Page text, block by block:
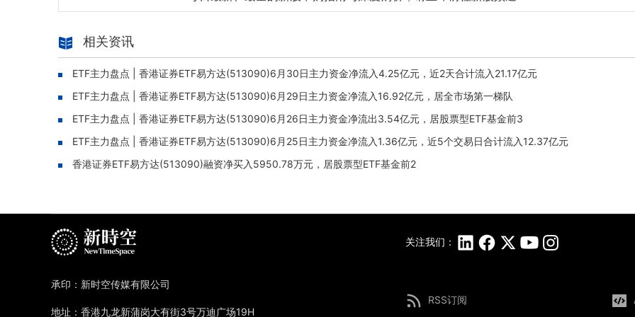
相关资讯
ETF主力盘点 | 香港证券ETF易方达(513090)6月30日主力资金净流入4.25亿元，近2天合计流入21.17亿元
ETF主力盘点 | 香港证券ETF易方达(513090)6月29日主力资金净流入16.92亿元，居全市场第一梯队
ETF主力盘点 | 香港证券ETF易方达(513090)6月26日主力资金净流出3.54亿元，居股票型ETF基金前3
ETF主力盘点 | 香港证券ETF易方达(513090)6月25日主力资金净流入1.36亿元，近5个交易日合计流入12.37亿元
香港证券ETF易方达(513090)融资净买入5950.78万元，居股票型ETF基金前2
关注我们：
RSS订阅
承印：新时空传媒有限公司
地址：香港九龙新蒲岗大有街3号万迪广场19H